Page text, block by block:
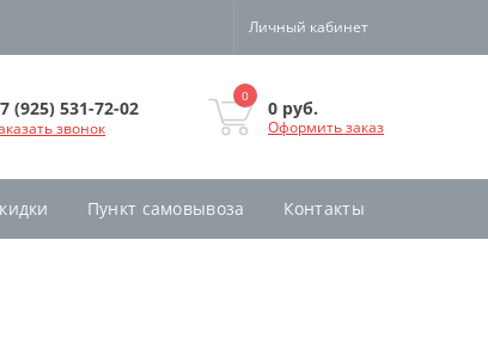
Личный кабинет
(925) 531-72-02
звонок
0
0 руб.
Оформить заказ
Пункт самовывоза Контакты